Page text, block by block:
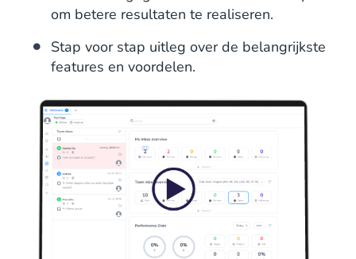
om betere resultaten te realiseren.
Stap voor stap uitleg over de belangrijkste
features en voordelen.